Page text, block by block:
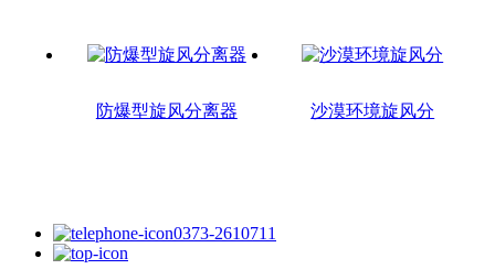
防爆型旋风分离器 沙漠环境旋风分
0373-2610711